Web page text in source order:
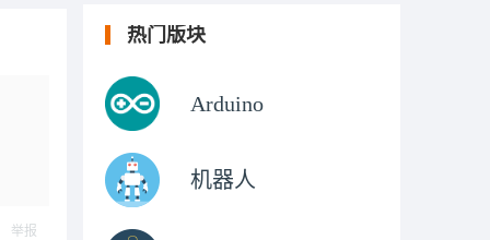
举报
热门版块
Arduino
机器人